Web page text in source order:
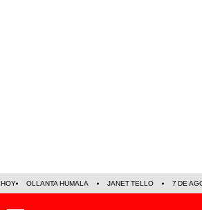
HOY OLLANTA HUMALA JANET TELLO 7 DE